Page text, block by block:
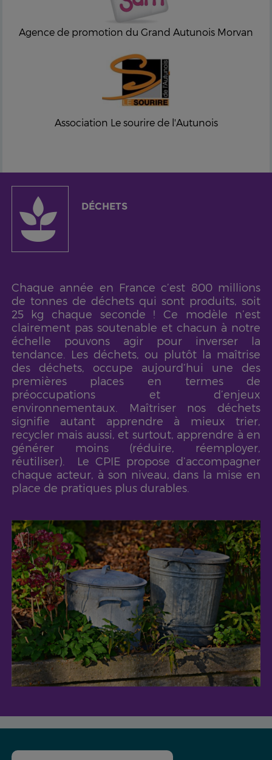
Agence de promotion du Grand Autunois Morvan
Association Le sourire de l'Autunois
DÉCHETS
Chaque année en France c’est 800 millions
de tonnes de déchets qui sont produits, soit
25 kg chaque seconde ! Ce modèle n’est
clairement pas soutenable et chacun à notre
échelle pouvons agir pour inverser la
tendance.
Les déchets, ou plutôt la maîtrise
des déchets, occupe aujourd’hui une des
premières places en termes de
préoccupations et d’enjeux
environnementaux. Maîtriser nos déchets
signifie autant apprendre à mieux trier,
recycler mais aussi, et surtout, apprendre à en
générer moins (réduire, réemployer,
réutiliser).
Le CPIE propose d’accompagner
chaque acteur, à son niveau, dans la mise en
place de pratiques plus durables.